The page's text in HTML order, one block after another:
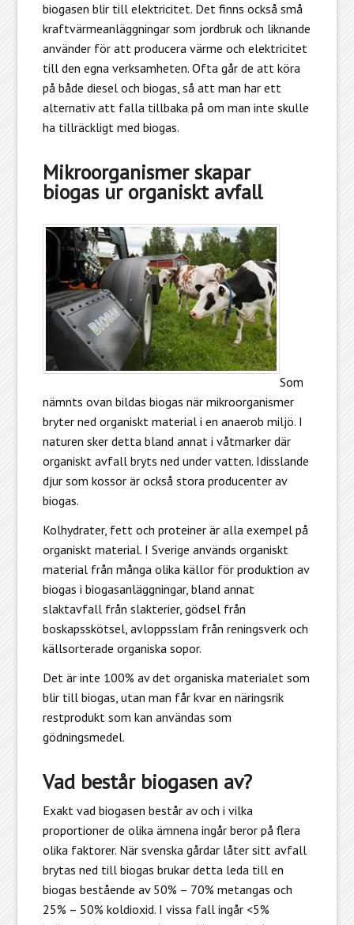
biogasen blir till elektricitet. Det finns också små
kraftvärmeanläggningar som jordbruk och liknande
använder för att producera värme och elektricitet
till den egna verksamheten. Ofta går de att köra
på både diesel och biogas, så att man har ett
alternativ att falla tillbaka på om man inte skulle
ha tillräckligt med biogas.
Mikroorganismer skapar
biogas ur organiskt avfall
Som
nämnts ovan bildas biogas när mikroorganismer
bryter ned organiskt material i en anaerob miljö. I
naturen sker detta bland annat i våtmarker där
organiskt avfall bryts ned under vatten. Idisslande
djur som kossor är också stora producenter av
biogas.
Kolhydrater, fett och proteiner är alla exempel på
organiskt material. I Sverige används organiskt
material från många olika källor för produktion av
biogas i biogasanläggningar, bland annat
slaktavfall från slakterier, gödsel från
boskapsskötsel, avloppsslam från reningsverk och
källsorterade organiska sopor.
Det är inte 100% av det organiska materialet som
blir till biogas, utan man får kvar en näringsrik
restprodukt som kan användas som
gödningsmedel.
Vad består biogasen av?
Exakt vad biogasen består av och i vilka
proportioner de olika ämnena ingår beror på flera
olika faktorer. När svenska gårdar låter sitt avfall
brytas ned till biogas brukar detta leda till en
biogas bestående av 50% – 70% metangas och
25% – 50% koldioxid. I vissa fall ingår <5%